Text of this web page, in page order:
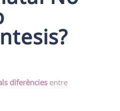
diferènciesentre